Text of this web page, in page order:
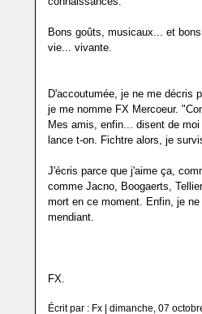
Bons goûts, musicaux... et
vie... vivante.
D'accoutumée, je ne me décris
je me nomme FX Mercoeur.
Mes amis, enfin... disent de
lance t-on. Fichtre alors, je
J'écris parce que j'aime ça,
comme Jacno, Boogaerts,
mort en ce moment. Enfin, je
mendiant.
FX.
Écrit par : Fx | dimanche, 07